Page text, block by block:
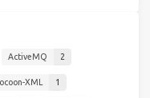
ActiveMQ 2
XML 1